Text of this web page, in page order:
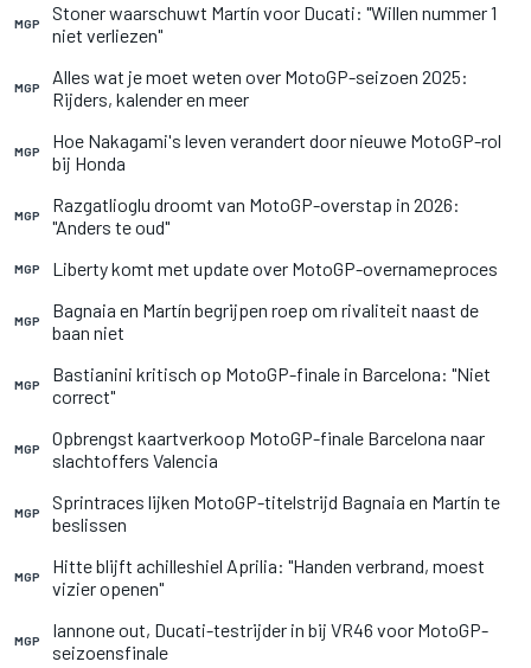
MGP
Stoner waarschuwt Martín voor Ducati: "Willen nummer 1
niet verliezen"
MGP
Alles wat je moet weten over MotoGP-seizoen 2025:
Rijders, kalender en meer
MGP
Hoe Nakagami's leven verandert door nieuwe MotoGP-rol
bij Honda
MGP
Razgatlioglu droomt van MotoGP-overstap in 2026:
"Anders te oud"
MGP Liberty komt met update over MotoGP-overnameproces
MGP
Bagnaia en Martín begrijpen roep om rivaliteit naast de
baan niet
MGP
Bastianini kritisch op MotoGP-finale in Barcelona: "Niet
correct"
MGP
Opbrengst kaartverkoop MotoGP-finale Barcelona naar
slachtoffers Valencia
MGP
Sprintraces lijken MotoGP-titelstrijd Bagnaia en Martín te
beslissen
MGP
Hitte blijft achilleshiel Aprilia: "Handen verbrand, moest
vizier openen"
MGP
Iannone out, Ducati-testrijder in bij VR46 voor MotoGP-
seizoensfinale